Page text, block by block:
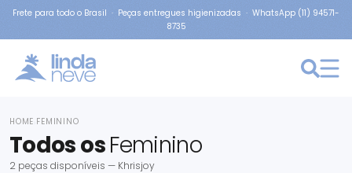
Frete para todo o Brasil · Peças entregues higienizadas · WhatsApp (11) 94571-
8735
HOME FEMININO
Todos osFeminino
2 peças disponíveis — Khrisjoy